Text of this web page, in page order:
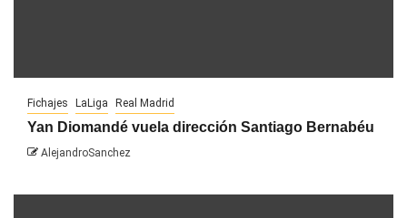
Fichajes LaLiga Real Madrid
Yan Diomandé vuela dirección Santiago Bernabéu
AlejandroSanchez